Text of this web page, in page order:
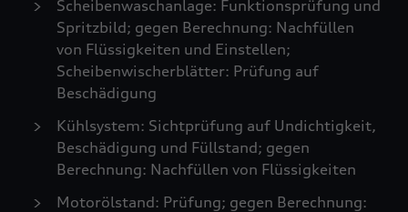
Scheibenwaschanlage: Funktionsprüfung und
Spritzbild; gegen Berechnung: Nachfüllen
von Flüssigkeiten und Einstellen;
Scheibenwischerblätter: Prüfung auf
Beschädigung
Kühlsystem: Sichtprüfung auf Undichtigkeit,
Beschädigung und Füllstand; gegen
Berechnung: Nachfüllen von Flüssigkeiten
Motorölstand: Prüfung; gegen Berechnung: